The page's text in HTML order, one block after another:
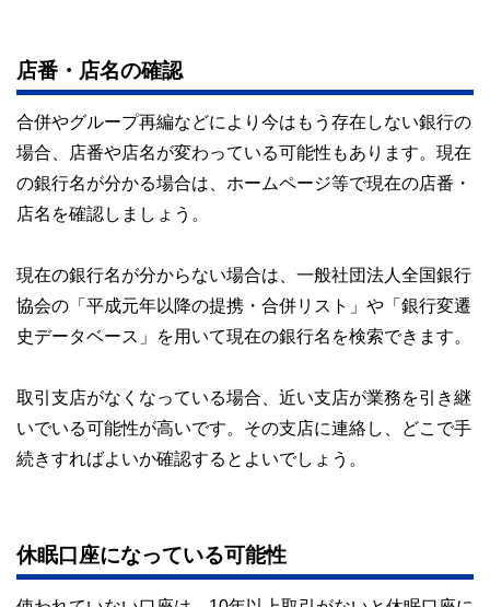
店番・店名の確認
合併やグループ再編などにより今はもう存在しない銀行の
場合、店番や店名が変わっている可能性もあります。現在
の銀行名が分かる場合は、ホームページ等で現在の店番・
店名を確認しましょう。
現在の銀行名が分からない場合は、一般社団法人全国銀行
協会の「平成元年以降の提携・合併リスト」や「銀行変遷
史データベース」を用いて現在の銀行名を検索できます。
取引支店がなくなっている場合、近い支店が業務を引き継
いでいる可能性が高いです。その支店に連絡し、どこで手
続きすればよいか確認するとよいでしょう。
休眠口座になっている可能性